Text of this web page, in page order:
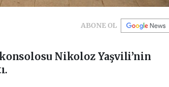
ABONE OL
Nikoloz Yaşvili’nin